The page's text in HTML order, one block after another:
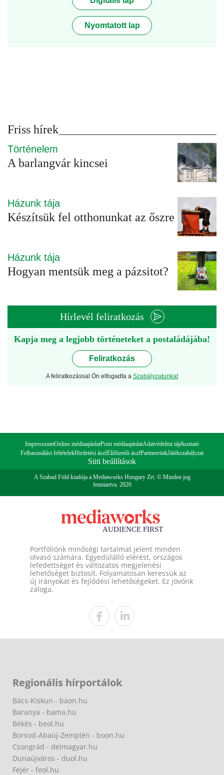
Nyomtatott lap
Friss hírek
Történelem
A barlangvár kincsei
Házunk tája
Készítsük fel otthonunkat az őszre
Házunk tája
Hogyan mentsük meg a pázsitot?
Hírlevél feliratkozás
Kapja meg a legjobb történeteket a postaládájába!
Feliratkozás
A feliratkozással Ön elfogadta a Szabályzatunkat
ImpresszumOnline médiaajánlatPrint médiaajánlatAdatvédelmi tájékoztató
Felhasználási feltételekHirdetési ászfElőfizetői ászfPartnereinkJátékszabályzat
Süti beállítások
A Szabad Föld kiadója a Mediaworks Hungary Zrt. © Minden jog
fenntartva. 2026
Portfóliónk minőségi tartalmat jelent minden
olvasó számára. Egyedülálló elérést, országos
lefedettséget és változatos megjelenési
lehetőséget biztosít. Folyamatosan keressük az
új irányokat és fejlődési lehetőségeket. Ez jövőnk
záloga.
Regionális hírportálok
Bács-Kiskun - baon.hu
Baranya - bama.hu
Békés - beol.hu
Borsod-Abaúj-Zemplén - boon.hu
Csongrád - delmagyar.hu
Dunaújváros - duol.hu
Fejér - feol.hu